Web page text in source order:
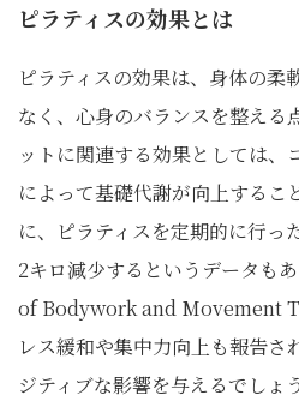
ピラティスの効果とは
ピラティスの効果は、身体の柔
なく、心身のバランスを整える
ットに関連する効果としては、
によって基礎代謝が向上するこ
に、ピラティスを定期的に行っ
2キロ減少するというデータも
of Bodywork and Movement
レス緩和や集中力向上も報告さ
ジティブな影響を与えるでしょ